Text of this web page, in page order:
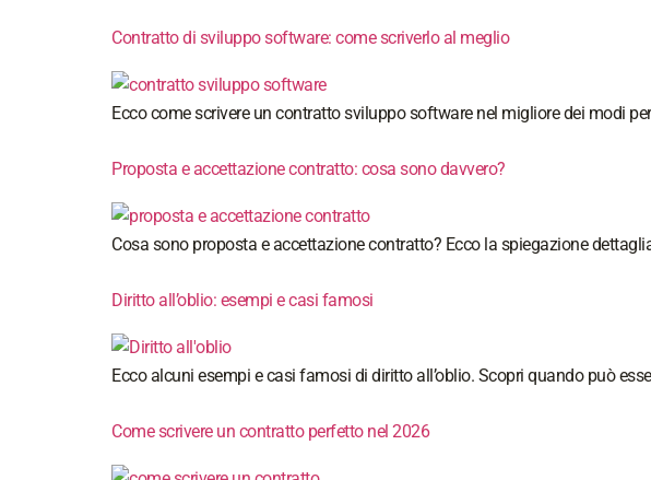
Contratto di sviluppo software: come scriverlo al meglio
Ecco come scrivere un contratto sviluppo software nel migliore dei modi
Proposta e accettazione contratto: cosa sono davvero?
Cosa sono proposta e accettazione contratto? Ecco la spiegazione
Diritto all’oblio: esempi e casi famosi
Ecco alcuni esempi e casi famosi di diritto all’oblio. Scopri quando può
Come scrivere un contratto perfetto nel 2026